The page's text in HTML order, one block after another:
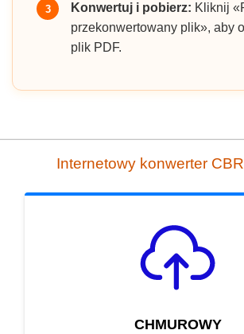
3 Konwertuj i pobierz: Kliknij
przekonwertowany plik», aby
plik PDF.
Internetowy konwerter
CHMUROWY